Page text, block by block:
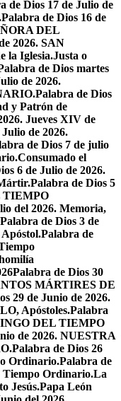
de Dios 17 de Julio de
Palabra de Dios 16 de
DEL
2026. SAN
la Iglesia.Justa o
de Dios martes
de 2026.
Palabra de Dios
y Patrón de
Jueves XIV de
de 2026.
de Dios 7 de julio
Consumado el
6 de Julio de 2026.
Palabra de Dios 5
TIEMPO
del 2026. Memoria,
Palabra de Dios 3 de
Palabra de
Palabra de Dios 30
MÁRTIRES DE
29 de Junio de 2026.
Apóstoles.Palabra
DEL TIEMPO
de 2026. NUESTRA
Palabra de Dios 26
Ordinario.Palabra de
Tiempo Ordinario.La
Jesús.Papa León